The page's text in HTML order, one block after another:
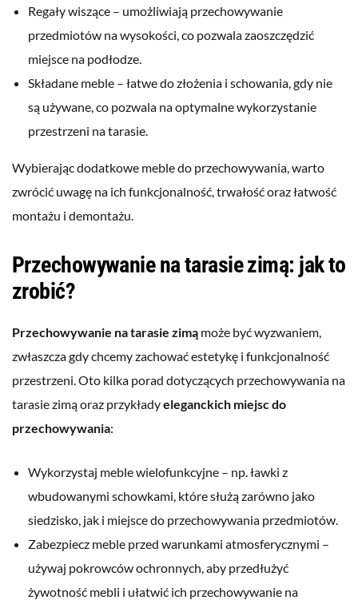
Regały wiszące – umożliwiają przechowywanie
przedmiotów na wysokości, co pozwala zaoszczędzić
miejsce na podłodze.
Składane meble – łatwe do złożenia i schowania, gdy nie
są używane, co pozwala na optymalne wykorzystanie
przestrzeni na tarasie.
Wybierając dodatkowe meble do przechowywania, warto
zwrócić uwagę na ich funkcjonalność, trwałość oraz łatwość
montażu i demontażu.
Przechowywanie na tarasie zimą: jak to
zrobić?
Przechowywanie na tarasie zimą może być wyzwaniem,
zwłaszcza gdy chcemy zachować estetykę i funkcjonalność
przestrzeni. Oto kilka porad dotyczących przechowywania na
tarasie zimą oraz przykładyeleganckich miejsc do
przechowywania:
Wykorzystaj meble wielofunkcyjne – np. ławki z
wbudowanymi schowkami, które służą zarówno jako
siedzisko, jak i miejsce do przechowywania przedmiotów.
Zabezpiecz meble przed warunkami atmosferycznymi –
używaj pokrowców ochronnych, aby przedłużyć
żywotność mebli i ułatwić ich przechowywanie na